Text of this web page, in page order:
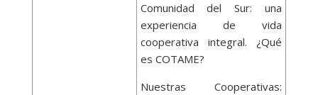
Comunidad del Sur: una
experiencia de vida
cooperativa integral. ¿Qué
es COTAME?
Nuestras Cooperativas: